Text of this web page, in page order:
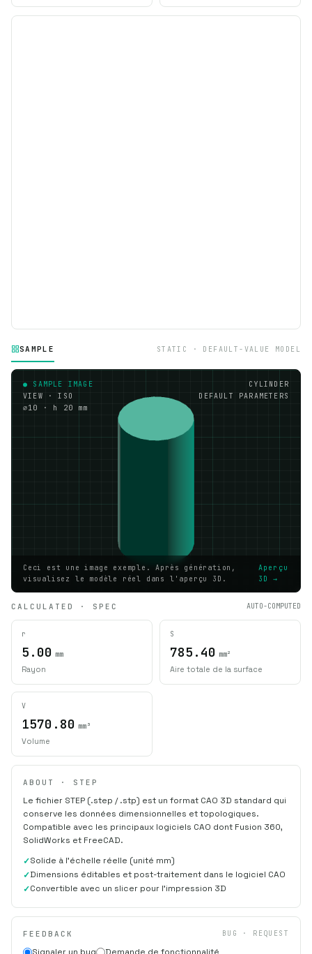
SAMPLE STATIC · DEFAULT-VALUE MODEL
● SAMPLE IMAGE
VIEW · ISO
⌀10 · h 20 mm
CYLINDER
DEFAULT PARAMETERS
Ceci est une image exemple. Après génération,
visualisez le modèle réel dans l'aperçu 3D.
Aperçu
3D →
CALCULATED · SPEC AUTO-COMPUTED
r
5.00 mm
Rayon
S
785.40 mm²
Aire totale de la surface
V
1570.80 mm³
Volume
ABOUT · STEP
Le fichier STEP (.step / .stp) est un format CAO 3D standard qui
conserve les données dimensionnelles et topologiques.
Compatible avec les principaux logiciels CAO dont Fusion 360,
SolidWorks et FreeCAD.
Solide à l'échelle réelle (unité mm)
Dimensions éditables et post-traitement dans le logiciel CAO
Convertible avec un slicer pour l'impression 3D
FEEDBACK BUG · REQUEST
Signaler un bug Demande de fonctionnalité